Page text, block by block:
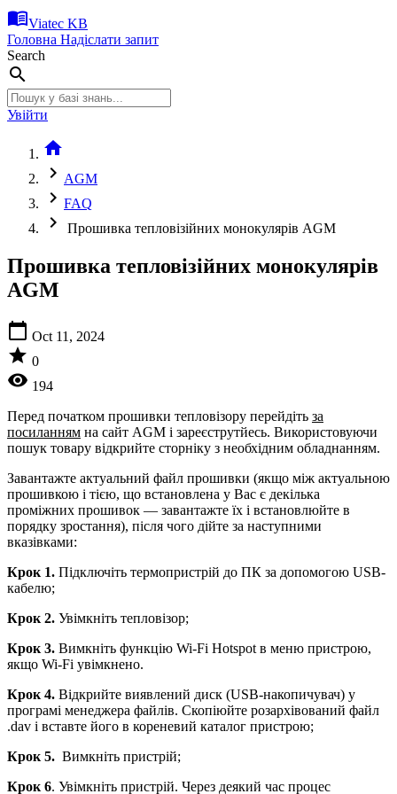
menu_bookViatec KB
Головна Надіслати запит
Search
search
Увійти
home
chevron_right AGM
chevron_right FAQ
chevron_right Прошивка тепловізійних монокулярів AGM
Прошивка тепловізійних монокулярів
AGM
calendar_today Oct 11, 2024
star 0
visibility 194
Перед початком прошивки тепловізору перейдіть за
посиланням на сайт AGM і зареєструтйесь. Використовуючи
пошук товару відкрийте сторніку з необхідним обладнанням.
Завантажте актуальний файл прошивки (якщо між актуальною
прошивкою і тією, що встановлена у Вас є декілька
проміжних прошивок — завантажте їх і встановлюйте в
порядку зростання), після чого дійте за наступними
вказівками:
Крок 1. Підключіть термопристрій до ПК за допомогою USB-
кабелю;
Крок 2. Увімкніть тепловізор;
Крок 3. Вимкніть функцію Wi-Fi Hotspot в меню пристрою,
якщо Wi-Fi увімкнено.
Крок 4. Відкрийте виявлений диск (USB-накопичувач) у
програмі менеджера файлів. Скопіюйте розархівований файл
.dav і вставте його в кореневий каталог пристрою;
Крок 5. Вимкніть пристрій;
Крок 6. Увімкніть пристрій. Через деякий час процес